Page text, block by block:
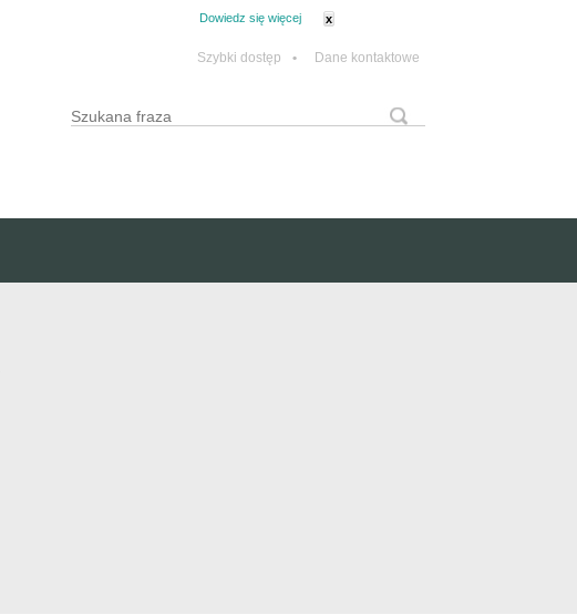
Dowiedz się więcej x
Szybki dostęp • Dane kontaktowe
Formularz wyszukiwania
Wyszukaj